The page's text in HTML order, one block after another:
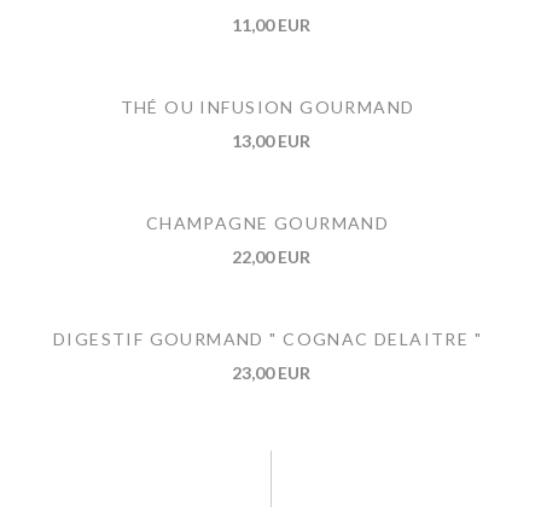
11,00 EUR
THÉ OU INFUSION GOURMAND
13,00 EUR
CHAMPAGNE GOURMAND
22,00 EUR
DIGESTIF GOURMAND " COGNAC DELAITRE "
23,00 EUR